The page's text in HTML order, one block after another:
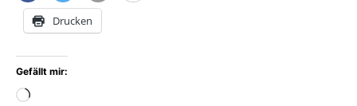
Drucken
Gefällt mir:
Wird